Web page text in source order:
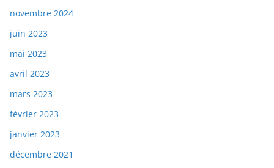
novembre 2024
juin 2023
mai 2023
avril 2023
mars 2023
février 2023
janvier 2023
décembre 2021